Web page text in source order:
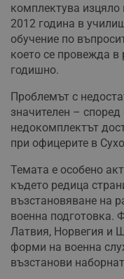
комплектува
2012 година в
обучение по
което се провежда в
годишно.
Проблемът с
значителен –
недокомплектът
при офицерите в
Темата е особено
където редица
възстановяване на
военна подготовка.
Латвия, Норвегия и
форми на военна
възстанови